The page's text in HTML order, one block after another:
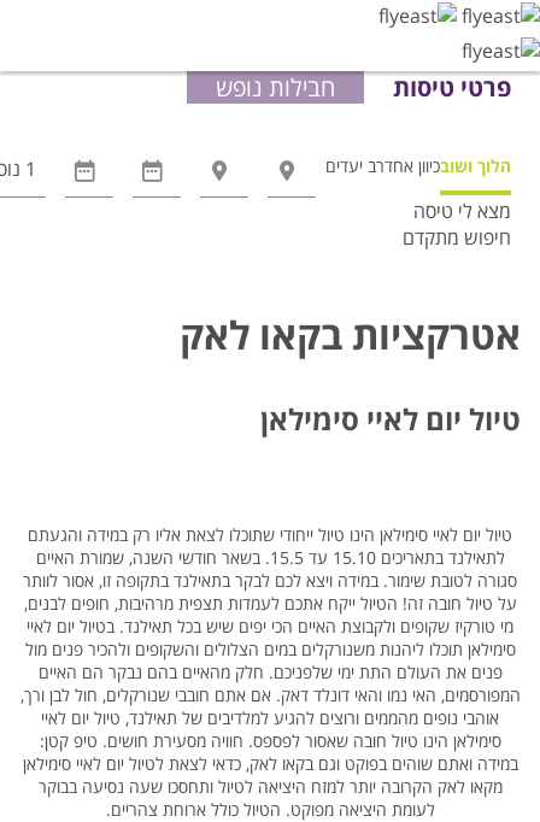
פרטי טיסות חבילות נופש
הלוך ושובכיוון אחדרב יעדים
מצא לי טיסה
חיפוש מתקדם
מוצגות
אטרקציות בקאו לאק
טיול יום לאיי סימילאן
טיול יום לאיי סימילאן הינו טיול ייחודי שתוכלו לצאת אליו רק במידה והגעתם
לתאילנד בתאריכים 15.10 עד 15.5. בשאר חודשי השנה, שמורת האיים
סגורה לטובת שימור. במידה ויצא לכם לבקר בתאילנד בתקופה זו, אסור לוותר
על טיול חובה זה! הטיול ייקח אתכם לעמדות תצפית מרהיבות, חופים לבנים,
מי טורקיז שקופים ולקבוצת האיים הכי יפים שיש בכל תאילנד. בטיול יום לאיי
סימילאן תוכלו ליהנות משנורקלים במים הצלולים והשקופים ולהכיר פנים מול
פנים את העולם התת ימי שלפניכם. חלק מהאיים בהם נבקר הם האיים
המפורסמים, האי נמו והאי דונלד דאק. אם אתם חובבי שנורקלים, חול לבן ורך,
אוהבי נופים מהממים ורוצים להגיע למלדיבים של תאילנד, טיול יום לאיי
סימילאן הינו טיול חובה שאסור לפספס. חוויה מסעירת חושים. טיפ קטן:
במידה ואתם שוהים בפוקט וגם בקאו לאק, כדאי לצאת לטיול יום לאיי סימילאן
מקאו לאק הקרובה יותר למזח היציאה לטיול ותחסכו שעה נסיעה בבוקר
לעומת היציאה מפוקט. הטיול כולל ארוחת צהריים.